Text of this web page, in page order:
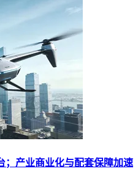
；产业商业化与配套保障加速